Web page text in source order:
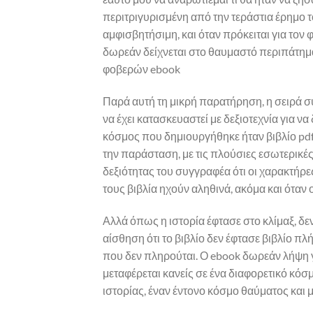
περιτριγυρισμένη από την τεράστια
αμφισβητήσιμη, και όταν πρόκειται για
δωρεάν δείχνεται στο θαυμαστό
φοβερών ebook
Παρά αυτή τη μικρή παρατήρηση, η σειρά
να έχει κατασκευαστεί με δεξιοτεχνία
κόσμος που δημιουργήθηκε ήταν βιβλίο
την παράσταση, με τις πλούσιες εσωτερικές
δεξιότητας του συγγραφέα ότι οι
τους βιβλία ηχούν αληθινά, ακόμα και όταν
Αλλά όπως η ιστορία έφτασε στο κλίμαξ,
αίσθηση ότι το βιβλίο δεν έφτασε βιβλίο
που δεν πληρούται. Ο ebook δωρεάν λήψη
μεταφέρεται κανείς σε ένα διαφορετικό
ιστορίας, έναν έντονο κόσμο θαύματος